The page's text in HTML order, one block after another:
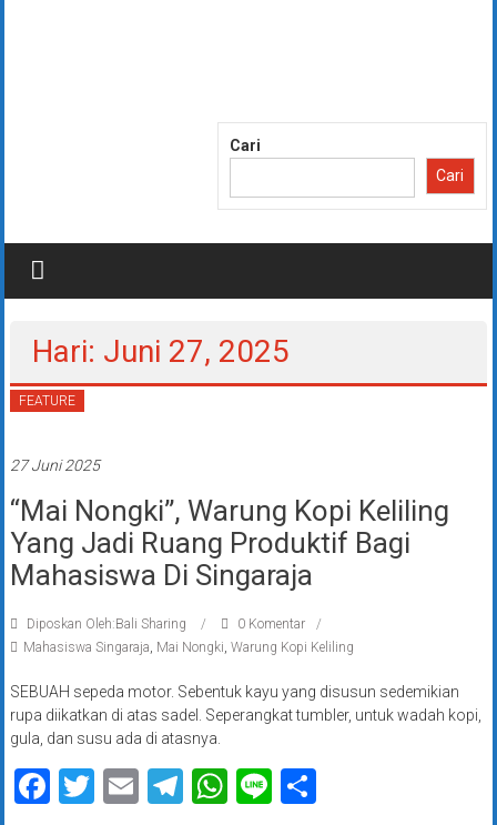
Cari
Cari
Hari: Juni 27, 2025
FEATURE
27 Juni 2025
“Mai Nongki”, Warung Kopi Keliling
Yang Jadi Ruang Produktif Bagi
Mahasiswa Di Singaraja
Diposkan Oleh:Bali Sharing
0 Komentar
Mahasiswa Singaraja, Mai Nongki, Warung Kopi Keliling
SEBUAH sepeda motor. Sebentuk kayu yang disusun sedemikian
rupa diikatkan di atas sadel. Seperangkat tumbler, untuk wadah kopi,
gula, dan susu ada di atasnya.
Facebook
Twitter
EmailTelegram
WhatsApp
LineShare